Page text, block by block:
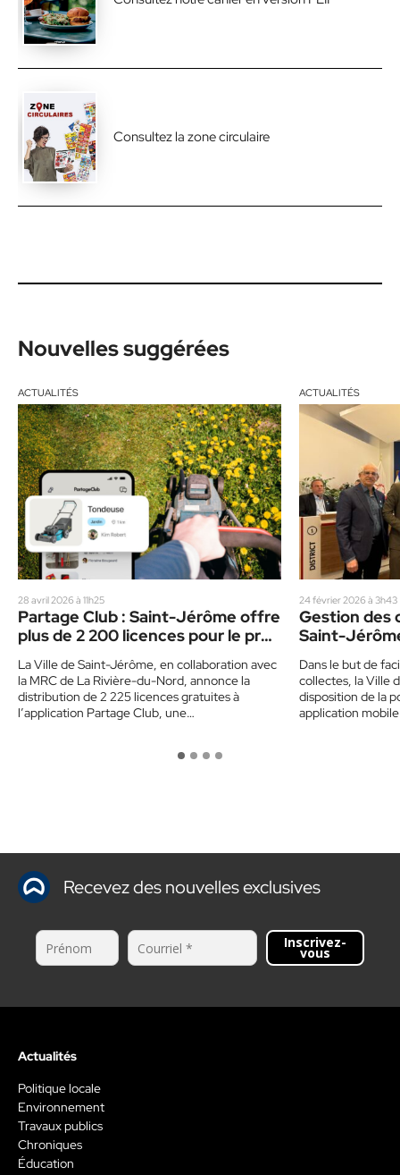
Consultez la zone circulaire
Nouvelles suggérées
ACTUALITÉS
28 avril 2026 à 11h25
Partage Club : Saint-Jérôme offre
plus de 2 200 licences pour le prêt
La Ville de Saint-Jérôme, en collaboration avec
la MRC de La Rivière-du-Nord, annonce la
distribution de 2 225 licences gratuites à
l’application Partage Club, une…
ACTUALITÉS
24 février 2026 à 3h43
Gestion des
Saint-
application
Dans le but de
collectes, la Ville
disposition de la
application
Recevez des nouvelles exclusives
Inscrivez-
vous
Actualités
Politique locale
Environnement
Travaux publics
Chroniques
Éducation